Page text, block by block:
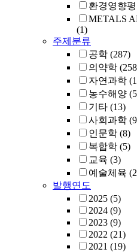
환경영향
METALS
(1)
주제분류
공학 (287)
의약학
자연과학
농수해양
기타 (13)
사회과학
인문학 (8)
복합학 (5)
교육 (3)
예술체육
발행연도
2025 (5)
2024 (9)
2023 (9)
2022 (21)
2021 (19)